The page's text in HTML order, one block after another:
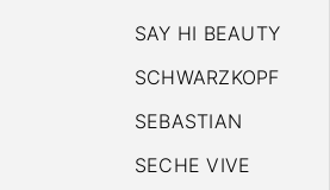
SAY HI BEAUTY
SCHWARZKOPF
SEBASTIAN
SECHE VIVE